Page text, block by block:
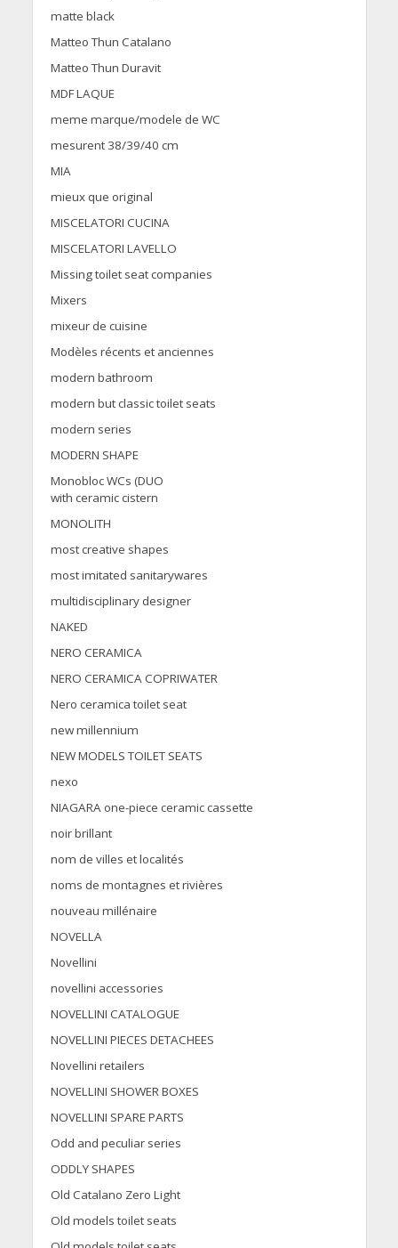
matte black
Matteo Thun Catalano
Matteo Thun Duravit
MDF LAQUE
meme marque/modele de WC
mesurent 38/39/40 cm
MIA
mieux que original
MISCELATORI CUCINA
MISCELATORI LAVELLO
Missing toilet seat companies
Mixers
mixeur de cuisine
Modèles récents et anciennes
modern bathroom
modern but classic toilet seats
modern series
MODERN SHAPE
Monobloc WCs (DUO
with ceramic cistern
MONOLITH
most creative shapes
most imitated sanitarywares
multidisciplinary designer
NAKED
NERO CERAMICA
NERO CERAMICA COPRIWATER
Nero ceramica toilet seat
new millennium
NEW MODELS TOILET SEATS
nexo
NIAGARA one-piece ceramic cassette
noir brillant
nom de villes et localités
noms de montagnes et rivières
nouveau millénaire
NOVELLA
Novellini
novellini accessories
NOVELLINI CATALOGUE
NOVELLINI PIECES DETACHEES
Novellini retailers
NOVELLINI SHOWER BOXES
NOVELLINI SPARE PARTS
Odd and peculiar series
ODDLY SHAPES
Old Catalano Zero Light
Old models toilet seats